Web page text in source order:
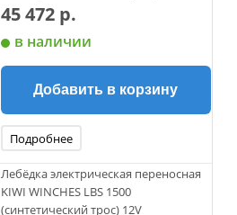
45 472 р.
в наличии
Добавить в корзину
Подробнее
Лебёдка электрическая переносная
KIWI WINCHES LBS 1500
(синтетический трос) 12V